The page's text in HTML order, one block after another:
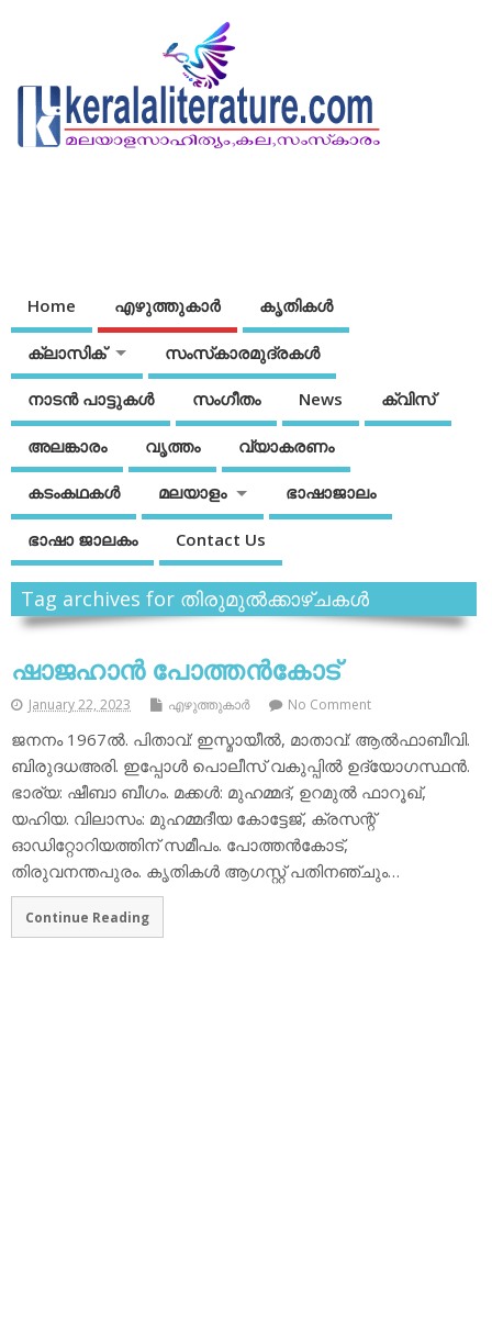
Home എഴുത്തുകാര്‍ കൃതികൾ
ക്ലാസിക് സംസ്‌കാരമുദ്രകള്‍
നാടന്‍ പാട്ടുകള്‍ സംഗീതം News ക്വിസ്
അലങ്കാരം വൃത്തം വ്യാകരണം
കടംകഥകള്‍ മലയാളം ഭാഷാജാലം
ഭാഷാ ജാലകം Contact Us
Tag archives for തിരുമുല്‍ക്കാഴ്ചകള്‍
ഷാജഹാന്‍ പോത്തന്‍കോട്
January 22, 2023 എഴുത്തുകാര്‍ No Comment
ജനനം 1967ല്‍. പിതാവ്: ഇസ്മായീല്‍, മാതാവ്: ആല്‍ഫാബീവി.
ബിരുദധഅരി. ഇപ്പോള്‍ പൊലീസ് വകുപ്പില്‍ ഉദ്യോഗസ്ഥന്‍.
ഭാര്യ: ഷീബാ ബീഗം. മക്കള്‍: മുഹമ്മദ്, ഉറമുല്‍ ഫാറൂഖ്,
യഹിയ. വിലാസം: മുഹമ്മദീയ കോട്ടേജ്, ക്രസന്റ്
ഓഡിറ്റോറിയത്തിന് സമീപം. പോത്തന്‍കോട്,
തിരുവനന്തപുരം. കൃതികള്‍ ആഗസ്റ്റ് പതിനഞ്ചും…
Continue Reading